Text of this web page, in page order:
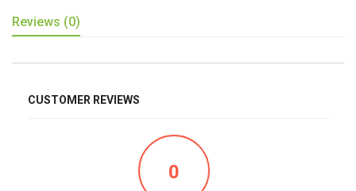
Reviews (0)
CUSTOMER REVIEWS
0